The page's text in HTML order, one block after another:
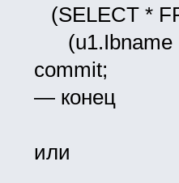
(SELECT *
(u1.Ibname
commit;
— конец
или